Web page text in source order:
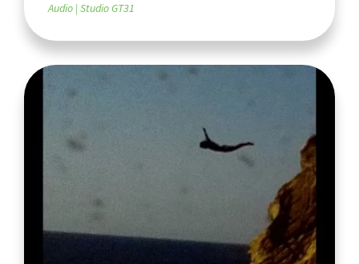
Audio Studio GT31